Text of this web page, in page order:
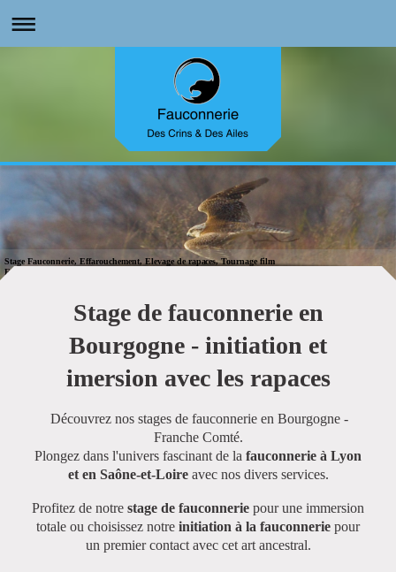
Stage Fauconnerie, Effarouchement, Elevage de rapaces, Tournage film
Faucon, Aigle, Buse, rapace nocturne vous attendent pour des stages et initiations fauconnerie
Stage de fauconnerie en
Bourgogne - initiation et
imersion avec les rapaces
Découvrez nos stages de fauconnerie en Bourgogne -
Franche Comté.
Plongez dans l'univers fascinant de la fauconnerie à Lyon
et en Saône-et-Loireavec nos divers services.
Profitez de notre stage de fauconnerie pour une immersion
totale ou choisissez notre initiation à la fauconnerie pour
un premier contact avec cet art ancestral.